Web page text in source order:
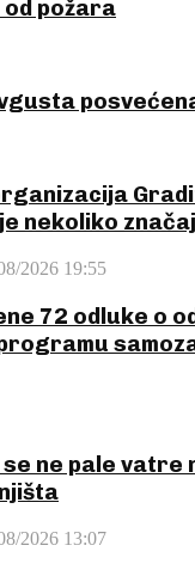
požara
nekoliko
2026 19:55
72 odluke o
ne pale vatre
2026 13:07